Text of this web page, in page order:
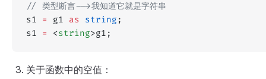
// 类型断言-->我知道它就是字符串
s1 = g1 as string ;
s1 = <string>g1;
关于函数中的空值：